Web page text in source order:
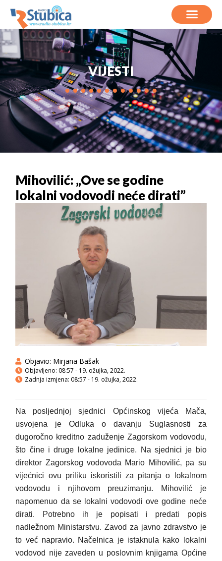
VIJESTI
Mihovilić: „Ove se godine
lokalni vodovodi neće dirati”
Objavio: Mirjana Bašak
Objavljeno: 08:57 - 19. ožujka, 2022.
Zadnja izmjena: 08:57 - 19. ožujka, 2022.
Na posljednjoj sjednici Općinskog vijeća Mača,
usvojena je Odluka o davanju Suglasnosti za
dugoročno kreditno zaduženje Zagorskom vodovodu,
što čine i druge lokalne jedinice. Na sjednici je bio
direktor Zagorskog vodovoda Mario Mihovilić, pa su
vijećnici ovu priliku iskoristili za pitanja o lokalnom
vodovodu i njihovom preuzimanju. Mihovilić je
napomenuo da se lokalni vodovodi ove godine neće
dirati. Potrebno ih je popisati i predati popis
nadležnom Ministarstvu. Zavod za javno zdravstvo je
to već napravio. Načelnica je istaknula kako lokalni
vodovod nije zaveden u poslovnim knjigama Općine